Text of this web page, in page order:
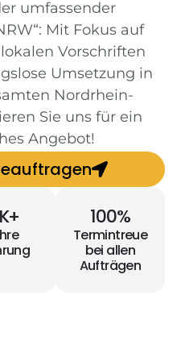
umfassender
Mit Fokus auf
Vorschriften
Umsetzung in
Nordrhein-
Sie uns für ein
Angebot!
Termintreue
bei allen
Aufträgen
100%